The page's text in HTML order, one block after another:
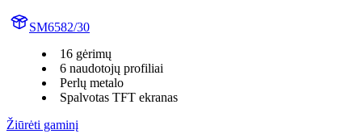
SM6582/30
16 gėrimų
6 naudotojų profiliai
Perlų metalo
Spalvotas TFT ekranas
Žiūrėti gaminį